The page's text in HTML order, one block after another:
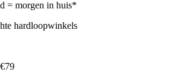
= morgen in huis*
hardloopwinkels